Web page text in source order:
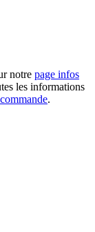
notre page infos
les informations
.